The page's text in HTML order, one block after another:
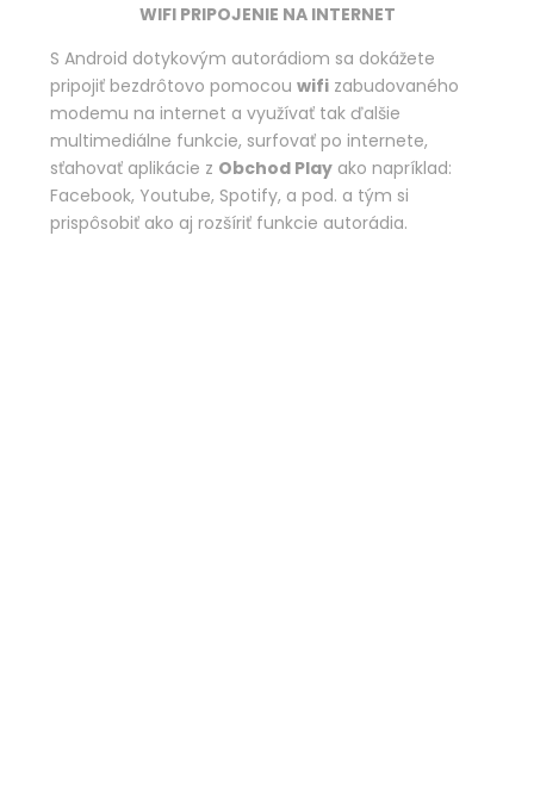
WIFI PRIPOJENIE NA INTERNET
S Android dotykovým autorádiom sa dokážete
pripojiť bezdrôtovo pomocou wifi zabudovaného
modemu na internet a využívať tak ďalšie
multimediálne funkcie, surfovať po internete,
sťahovať aplikácie z Obchod Play ako napríklad:
Facebook, Youtube, Spotify, a pod. a tým si
prispôsobiť ako aj rozšíriť funkcie autorádia.